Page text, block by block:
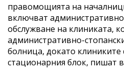
правомощията на
включват
обслужване на клиниката,
административно-
болница, докато клиниките
стационарния блок, пишат